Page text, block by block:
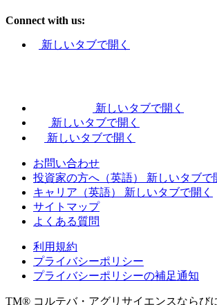
Connect with us:
新しいタブで開く
新しいタブで開く
新しいタブで開く
新しいタブで開く
お問い合わせ
投資家の方へ（英語）
新しいタブで
キャリア（英語）
新しいタブで開く
サイトマップ
よくある質問
利用規約
プライバシーポリシー
プライバシーポリシーの補足通知
TM® コルテバ・アグリサイエンスならび